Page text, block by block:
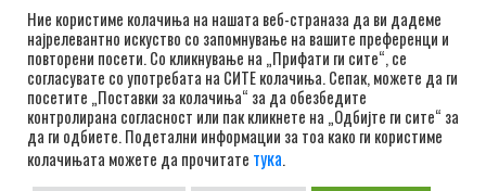
РК Алкалоид
бул. Александар Македонски 12, 1000 Скопје,
Република Северна Македонија
+38923104072
Ние користиме колачиња на нашата веб-страназа да ви дадеме
најрелевантно искуство со запомнување на вашите преференци и
повторени посети. Со кликнување на „Прифати ги сите“, се
согласувате со употребата на СИТЕ колачиња. Сепак, можете да ги
посетите „Поставки за колачиња“ за да обезбедите
контролирана согласност или пак кликнете на „Одбијте ги сите“ за
да ги одбиете. Подетални информации за тоа како ги користиме
колачињата можете да прочитате тука.